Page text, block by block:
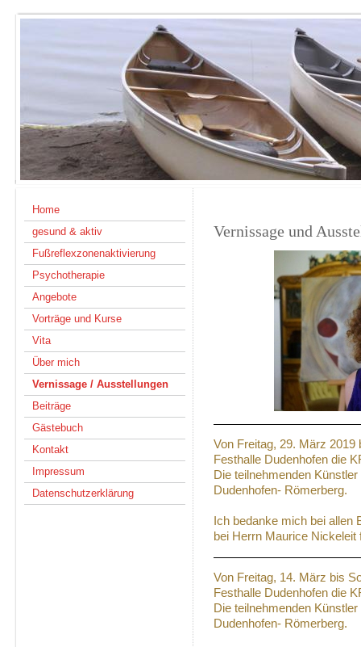
Home
gesund & aktiv
Fußreflexzonenaktivierung
Psychotherapie
Angebote
Vorträge und Kurse
Vita
Über mich
Vernissage / Ausstellungen
Beiträge
Gästebuch
Kontakt
Impressum
Datenschutzerklärung
Vernissage und
Von Freitag, 29. März 2019
Festhalle Dudenhofen die
Die teilnehmenden
Dudenhofen- Römerberg.
Ich bedanke mich bei allen
bei Herrn Maurice Nickeleit
Von Freitag, 14. März bis
Festhalle Dudenhofen die
Die teilnehmenden
Dudenhofen- Römerberg.